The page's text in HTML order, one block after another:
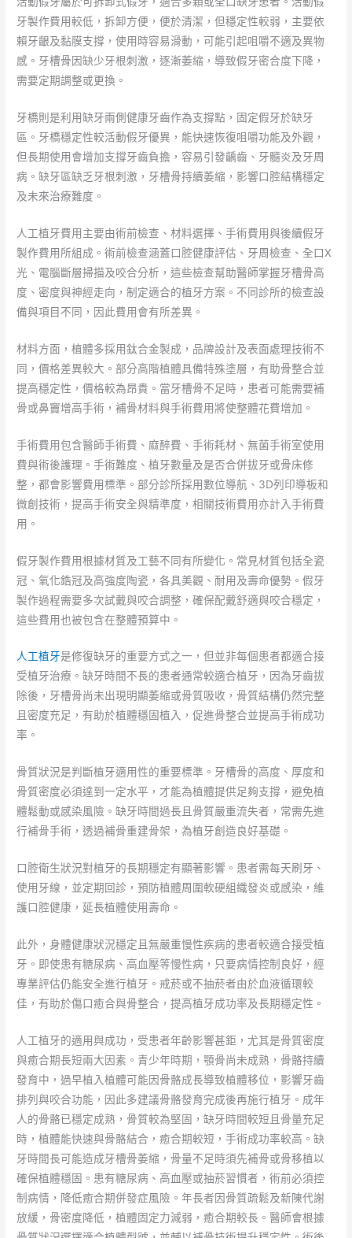
牙製作費用較低，拆卸方便，便於清潔，但穩定性較弱，主要依
賴牙齦及黏膜支撐，使用時容易滑動，可能引起咀嚼不適及異物
感。牙槽骨因缺少牙根刺激，逐漸萎縮，導致假牙密合度下降，
需要定期調整或更換。
牙橋則是利用缺牙兩側健康牙齒作為支撐點，固定假牙於缺牙
區。牙橋穩定性較活動假牙優異，能快速恢復咀嚼功能及外觀，
但長期使用會增加支撐牙齒負擔，容易引發齲齒、牙髓炎及牙周
病。缺牙區缺乏牙根刺激，牙槽骨持續萎縮，影響口腔結構穩定
及未來治療難度。
人工植牙費用主要由術前檢查、材料選擇、手術費用與後續假牙
製作費用所組成。術前檢查涵蓋口腔健康評估、牙周檢查、全口X
光、電腦斷層掃描及咬合分析，這些檢查幫助醫師掌握牙槽骨高
度、密度與神經走向，制定適合的植牙方案。不同診所的檢查設
備與項目不同，因此費用會有所差異。
材料方面，植體多採用鈦合金製成，品牌設計及表面處理技術不
同，價格差異較大。部分高階植體具備特殊塗層，有助骨整合並
提高穩定性，價格較為昂貴。當牙槽骨不足時，患者可能需要補
骨或鼻竇增高手術，補骨材料與手術費用將使整體花費增加。
手術費用包含醫師手術費、麻醉費、手術耗材、無菌手術室使用
費與術後護理。手術難度、植牙數量及是否合併拔牙或骨床修
整，都會影響費用標準。部分診所採用數位導航、3D列印導板和
微創技術，提高手術安全與精準度，相關技術費用亦計入手術費
用。
假牙製作費用根據材質及工藝不同有所變化。常見材質包括全瓷
冠、氧化鋯冠及高強度陶瓷，各具美觀、耐用及壽命優勢。假牙
製作過程需要多次試戴與咬合調整，確保配戴舒適與咬合穩定，
這些費用也被包含在整體預算中。
人工植牙是修復缺牙的重要方式之一，但並非每個患者都適合接
受植牙治療。缺牙時間不長的患者通常較適合植牙，因為牙齒拔
除後，牙槽骨尚未出現明顯萎縮或骨質吸收，骨質結構仍然完整
且密度充足，有助於植體穩固植入，促進骨整合並提高手術成功
率。
骨質狀況是判斷植牙適用性的重要標準。牙槽骨的高度、厚度和
骨質密度必須達到一定水平，才能為植體提供足夠支撐，避免植
體鬆動或感染風險。缺牙時間過長且骨質嚴重流失者，常需先進
行補骨手術，透過補骨重建骨架，為植牙創造良好基礎。
口腔衛生狀況對植牙的長期穩定有顯著影響。患者需每天刷牙、
使用牙線，並定期回診，預防植體周圍軟硬組織發炎或感染，維
護口腔健康，延長植體使用壽命。
此外，身體健康狀況穩定且無嚴重慢性疾病的患者較適合接受植
牙。即使患有糖尿病、高血壓等慢性病，只要病情控制良好，經
專業評估仍能安全進行植牙。戒菸或不抽菸者由於血液循環較
佳，有助於傷口癒合與骨整合，提高植牙成功率及長期穩定性。
人工植牙的適用與成功，受患者年齡影響甚鉅，尤其是骨質密度
與癒合期長短兩大因素。青少年時期，顎骨尚未成熟，骨骼持續
發育中，過早植入植體可能因骨骼成長導致植體移位，影響牙齒
排列與咬合功能，因此多建議骨骼發育完成後再施行植牙。成年
人的骨骼已穩定成熟，骨質較為堅固，缺牙時間較短且骨量充足
時，植體能快速與骨骼結合，癒合期較短，手術成功率較高。缺
牙時間長可能造成牙槽骨萎縮，骨量不足時須先補骨或骨移植以
確保植體穩固。患有糖尿病、高血壓或抽菸習慣者，術前必須控
制病情，降低癒合期併發症風險。年長者因骨質疏鬆及新陳代謝
放緩，骨密度降低，植體固定力減弱，癒合期較長。醫師會根據